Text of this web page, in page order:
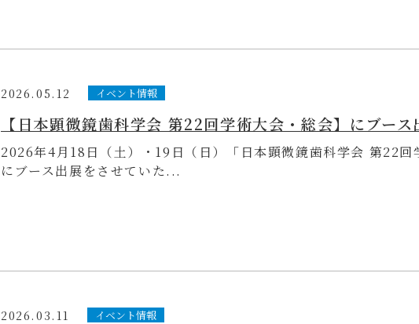
2026.05.12 イベント情報
2026年4月18日（土）・19日（日）「日本顕微鏡歯科学会 第22回
にブース出展をさせていた...
2026.03.11 イベント情報